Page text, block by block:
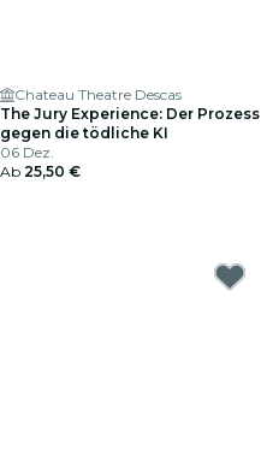
Chateau Theatre Descas
The Jury Experience: Der Prozess
gegen die tödliche KI
06 Dez.
Ab 25,50 €